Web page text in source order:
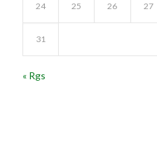
24 25 26 27
31
« Rgs